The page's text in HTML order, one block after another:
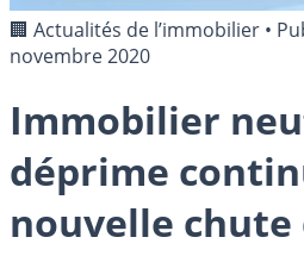
🏢 Actualités de l’immobilier •
novembre 2020
Immobilier
déprime
nouvelle chute